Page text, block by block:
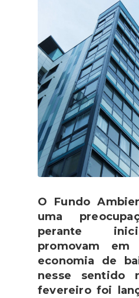
O Fundo
uma
perante
promovam em
economia de
nesse
fevereiro foi